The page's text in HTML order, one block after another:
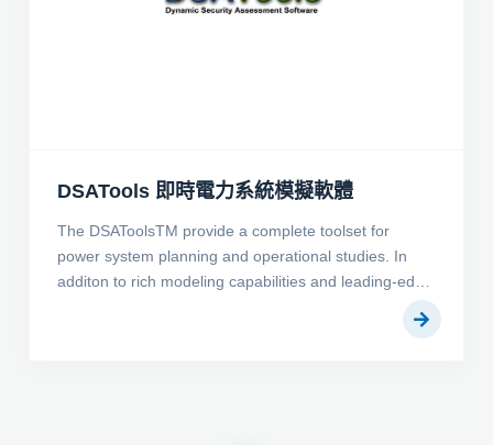
DSATools 即時電力系統模擬軟體
The DSAToolsTM provide a complete toolset for
power system planning and operational studies. In
additon to rich modeling capabilities and leading-edge
automated and can provide engineers with significant